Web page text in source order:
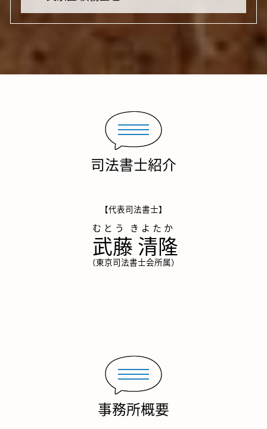
司法書士紹介
【代表司法書士】
武藤 清隆
（東京司法書士会所属）
事務所概要